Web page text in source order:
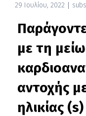
29 Ιουλίου, 2022
με τη
αντοχής
ηλικίας (s)